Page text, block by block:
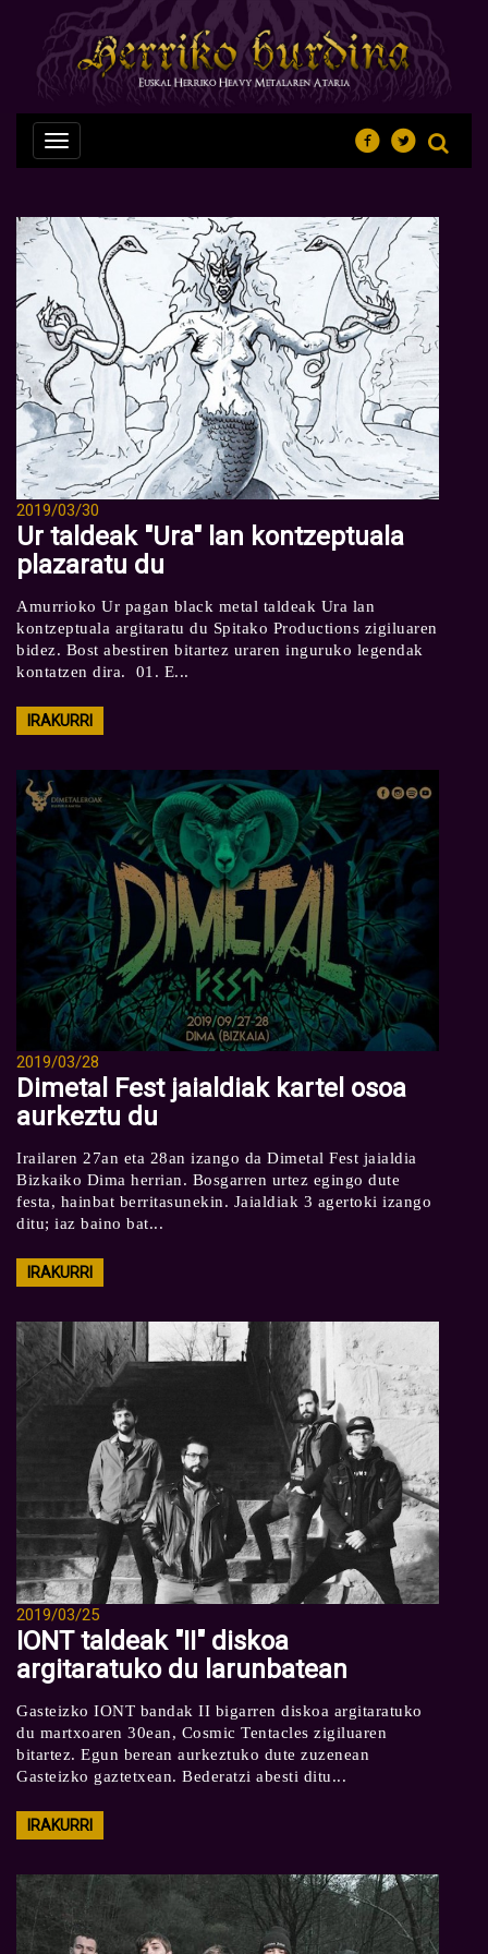
Nabegazioa
ireki
2019/03/30
Ur taldeak "Ura" lan kontzeptuala
plazaratu du
Amurrioko Ur pagan black metal taldeak Ura lan
kontzeptuala argitaratu du Spitako Productions zigiluaren
bidez. Bost abestiren bitartez uraren inguruko legendak
kontatzen dira. 01. E...
IRAKURRI
2019/03/28
Dimetal Fest jaialdiak kartel osoa
aurkeztu du
Irailaren 27an eta 28an izango da Dimetal Fest jaialdia
Bizkaiko Dima herrian. Bosgarren urtez egingo dute
festa, hainbat berritasunekin. Jaialdiak 3 agertoki izango
ditu; iaz baino bat...
IRAKURRI
2019/03/25
IONT taldeak "II" diskoa
argitaratuko du larunbatean
Gasteizko IONT bandak II bigarren diskoa argitaratuko
du martxoaren 30ean, Cosmic Tentacles zigiluaren
bitartez. Egun berean aurkeztuko dute zuzenean
Gasteizko gaztetxean. Bederatzi abesti ditu...
IRAKURRI